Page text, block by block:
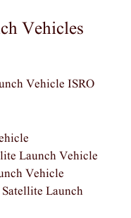
Vehicles
Vehicle ISRO
Launch Vehicle
Vehicle
Launch